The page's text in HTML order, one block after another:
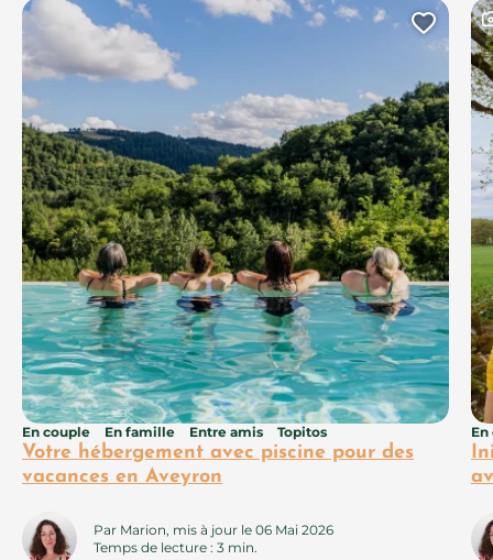
Votre hébergement avec piscine pour des
vacances en Aveyron
En couple En famille Entre amis Topitos
Par Marion, mis à jour le 06 Mai 2026
Temps de lecture : 3 min.